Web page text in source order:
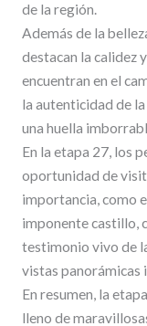
de la región.
Además de la
destacan la calidez
encuentran en el
la autenticidad de
una huella
En la etapa 27, los
oportunidad de
importancia, como
imponente castillo,
testimonio vivo de
vistas panorámicas
En resumen, la
lleno de